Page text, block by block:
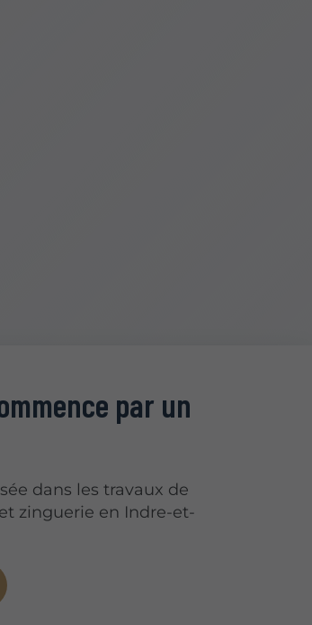
par un
dans les travaux de
zinguerie en Indre-et-